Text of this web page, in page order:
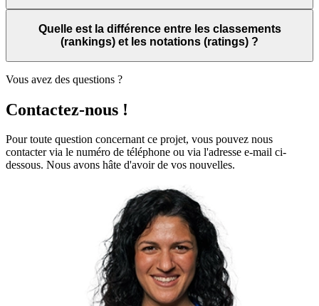
Quelle est la différence entre les classements
(rankings) et les notations (ratings) ?
Vous avez des questions ?
Contactez-nous !
Pour toute question concernant ce projet, vous pouvez nous
contacter via le numéro de téléphone ou via l'adresse e-mail ci-
dessous. Nous avons hâte d'avoir de vos nouvelles.